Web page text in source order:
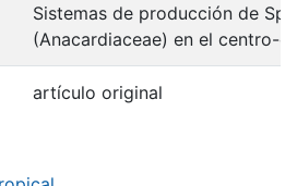
Sistemas de producción de
(Anacardiaceae) en el centro-
artículo original